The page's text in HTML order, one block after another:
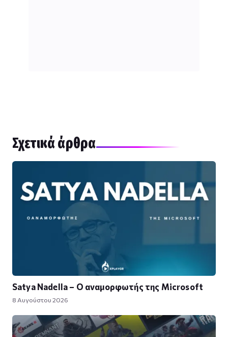
Σχετικά άρθρα
Satya Nadella – Ο αναμορφωτής της Microsoft
8 Αυγούστου 2026